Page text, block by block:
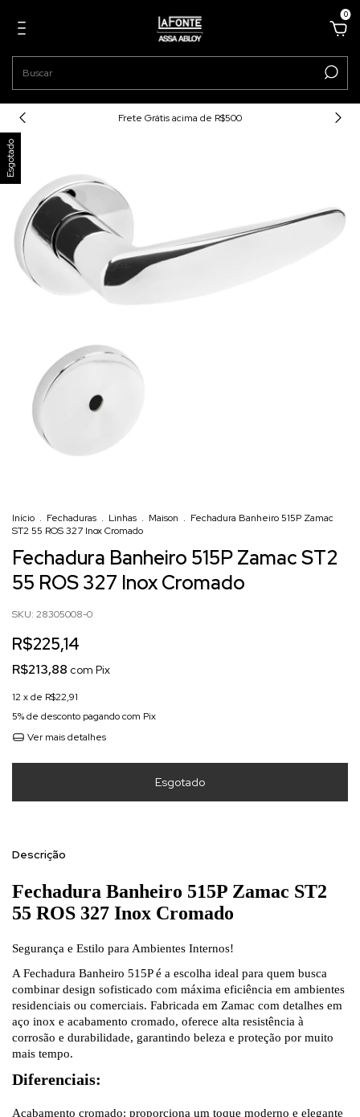
0
Frete Grátis acima de R$500
Esgotado
Início . Fechaduras . Linhas . Maison . Fechadura Banheiro 515P Zamac
ST2 55 ROS 327 Inox Cromado
Fechadura Banheiro 515P Zamac ST2
55 ROS 327 Inox Cromado
SKU: 28305008-0
R$225,14
R$213,88 com Pix
12 x de R$22,91
5% de desconto pagando com Pix
Ver mais detalhes
Descrição
Fechadura Banheiro 515P Zamac ST2
55 ROS 327 Inox Cromado
Segurança e Estilo para Ambientes Internos!
A Fechadura Banheiro 515P é a escolha ideal para quem busca
combinar design sofisticado com máxima eficiência em ambientes
residenciais ou comerciais. Fabricada em Zamac com detalhes em
aço inox e acabamento cromado, oferece alta resistência à
corrosão e durabilidade, garantindo beleza e proteção por muito
mais tempo.
Diferenciais:
Acabamento cromado: proporciona um toque moderno e elegante